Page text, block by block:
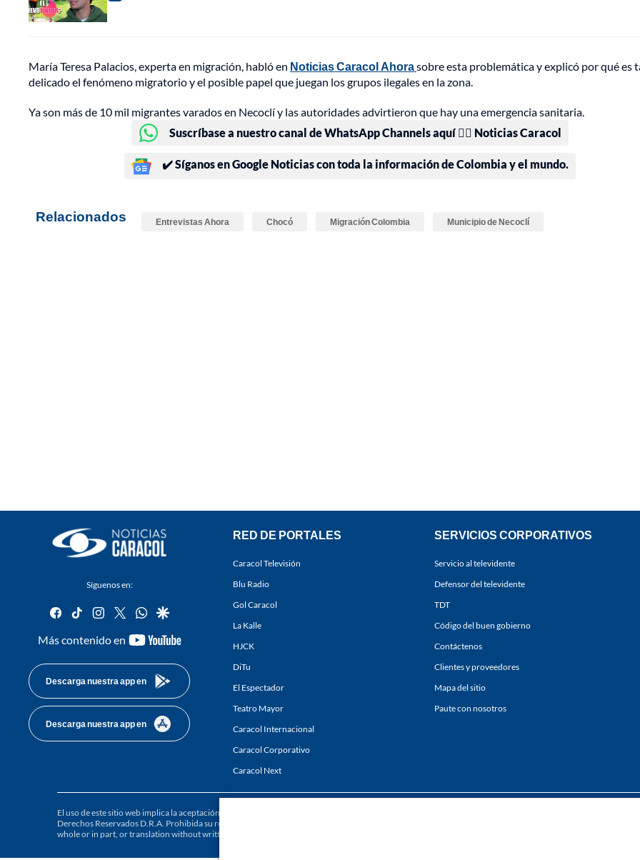
María Teresa Palacios, experta en migración, habló en Noticias Caracol Ahorasobre esta problemática y explicó por qué es
delicado el fenómeno migratorio y el posible papel que juegan los grupos ilegales en la zona.
Ya son más de 10 mil migrantes varados en Necoclí y las autoridades advirtieron que hay una emergencia sanitaria.
Suscríbase a nuestro canal de WhatsApp Channels aquí 👉🏻 Noticias Caracol
✔️ Síganos en Google Noticias con toda la información de Colombia y el mundo.
Relacionados Entrevistas Ahora Chocó Migración Colombia Municipio de Necoclí
Síguenos en:
facebook
tiktok instagram
twitterwhatsapp
google
Más contenido en
youtube-
Descarga nuestra app en
Descarga nuestra app en
RED DE PORTALES
Caracol Televisión
Blu Radio
Gol Caracol
La Kalle
HJCK
DiTu
El Espectador
Teatro Mayor
Caracol Internacional
Caracol Corporativo
Caracol Next
SERVICIOS CORPORATIVOS
Servicio al televidente
Defensor del televidente
TDT
Código del buen gobierno
Contáctenos
Clientes y proveedores
Mapa del sitio
Paute con nosotros
El uso de este sitio web implica la aceptación de los
Derechos Reservados D.R.A. Prohibida su reproducción total o parcial, así como su traducción a cualquier idioma sin autorización escrita de su titular.
whole or in part, or translation without written permission is prohibited. All rights reserved 2025.